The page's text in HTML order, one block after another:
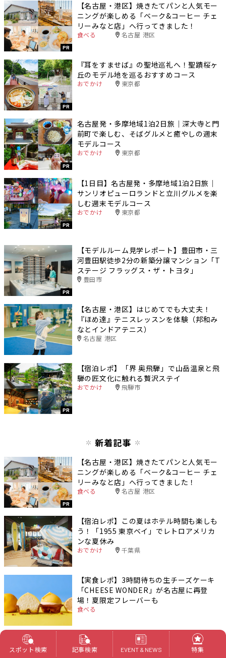
PR
【名古屋・港区】焼きたてパンと人気モー
ニングが楽しめる「ベーク&コーヒー チェ
リーみなと店」へ行ってきました！
食べる 名古屋 港区
PR
『耳をすませば』の聖地巡礼へ！聖蹟桜ヶ
丘のモデル地を巡るおすすめコース
おでかけ 東京都
PR
名古屋発・多摩地域1泊2日旅｜深大寺と門
前町で楽しむ、そばグルメと癒やしの週末
モデルコース
おでかけ 東京都
PR
【1日目】名古屋発・多摩地域1泊2日旅｜
サンリオピューロランドと立川グルメを楽
しむ週末モデルコース
おでかけ 東京都
PR
【モデルルーム見学レポート】豊田市・三
河豊田駅徒歩2分の新築分譲マンション「T
ステージ フラッグス・ザ・トヨタ」
豊田市
【名古屋・港区】はじめてでも大丈夫！
『ほめ達』テニスレッスンを体験（邦和み
なとインドアテニス）
名古屋 港区
PR
【宿泊レポ】「界 奥飛騨」で山岳温泉と飛
騨の匠文化に触れる贅沢ステイ
おでかけ 飛騨市
新着記事
PR
【名古屋・港区】焼きたてパンと人気モー
ニングが楽しめる「ベーク&コーヒー チェ
リーみなと店」へ行ってきました！
食べる 名古屋 港区
【宿泊レポ】この夏はホテル時間も楽しも
う！「1955 東京ベイ」でレトロアメリカ
ンな夏休み
おでかけ 千葉県
【実食レポ】3時間待ちの生チーズケーキ
「CHEESE WONDER」が名古屋に再登
場！夏限定フレーバーも
食べる
この夏は栄の街をまるごと楽しもう！
「POP IS YOU SAKAE26」が7月22日から
スポット検索 記事検索 EVENT & NEWS 特集